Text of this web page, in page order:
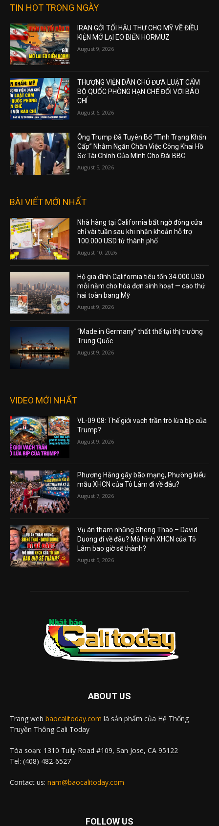
TIN HOT TRONG NGÀY
IRAN GỞI TỐI HẬU THƯ CHO MỸ VỀ ĐIỀU
KIỆN MỞ LẠI EO BIỂN HORMUZ
August 9, 2026
THƯỢNG VIỆN DÂN CHỦ ĐƯA LUẬT CẤM
BỘ QUỐC PHÒNG HẠN CHẾ ĐỐI VỚI BÁO
CHÍ
August 6, 2026
Ông Trump Đã Tuyên Bố “Tình Trạng Khẩn
Cấp” Nhằm Ngăn Chặn Việc Công Khai Hồ
Sơ Tài Chính Của Mình Cho Đài BBC
August 5, 2026
BÀI VIẾT MỚI NHẤT
Nhà hàng tại California bất ngờ đóng cửa
chỉ vài tuần sau khi nhận khoản hỗ trợ
100.000 USD từ thành phố
August 10, 2026
Hộ gia đình California tiêu tốn 34.000 USD
mỗi năm cho hóa đơn sinh hoạt — cao thứ
hai toàn bang Mỹ
August 9, 2026
“Made in Germany” thất thế tại thị trường
Trung Quốc
August 9, 2026
VIDEO MỚI NHẤT
VL-09.08: Thế giới vạch trần trò lừa bịp của
Trump?
August 9, 2026
Phương Hằng gây bão mạng, Phường kiểu
mẫu XHCN của Tô Lâm đi về đâu?
August 7, 2026
Vụ án tham nhũng Sheng Thao – David
Duong đi về đâu? Mô hình XHCN của Tô
Lâm bao giờ sẽ thành?
August 5, 2026
ABOUT US
Trang web baocalitoday.com là sản phẩm của Hệ Thống
Truyền Thông Cali Today
Tòa soạn: 1310 Tully Road #109, San Jose, CA 95122
Tel: (408) 482-6527
Contact us: nam@baocalitoday.com
FOLLOW US